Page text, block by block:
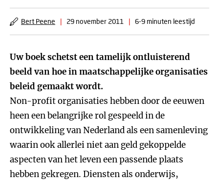
Bert Peene | 29 november 2011 | 6-9 minuten leestijd
Uw boek schetst een tamelijk ontluisterend
beeld van hoe in maatschappelijke organisaties
beleid gemaakt wordt.
Non-profit organisaties hebben door de eeuwen
heen een belangrijke rol gespeeld in de
ontwikkeling van Nederland als een samenleving
waarin ook allerlei niet aan geld gekoppelde
aspecten van het leven een passende plaats
hebben gekregen. Diensten als onderwijs,